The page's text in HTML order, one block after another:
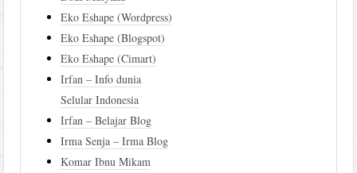
Eko Eshape (Wordpress)
Eko Eshape (Blogspot)
Eko Eshape (Cimart)
Irfan – Info dunia
Selular Indonesia
Irfan – Belajar Blog
Irma Senja – Irma Blog
Komar Ibnu Mikam